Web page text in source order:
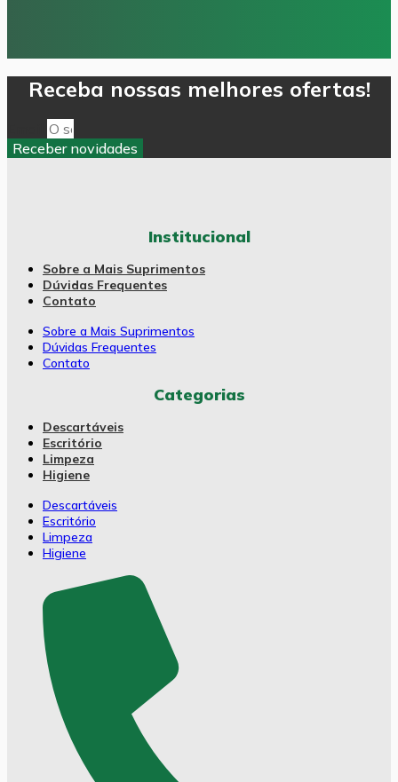
Receba nossas melhores ofertas!
Receber novidades
Institucional
Sobre a Mais Suprimentos
Dúvidas Frequentes
Contato
Sobre a Mais Suprimentos
Dúvidas Frequentes
Contato
Categorias
Descartáveis
Escritório
Limpeza
Higiene
Descartáveis
Escritório
Limpeza
Higiene